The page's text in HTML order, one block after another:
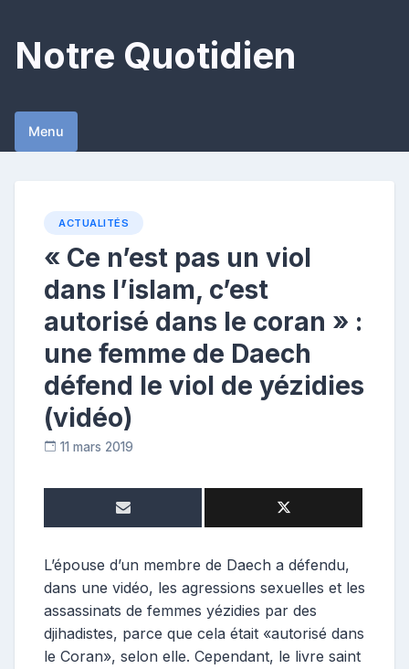
content
Notre Quotidien
Menu
ACTUALITÉS
« Ce n’est pas un viol
dans l’islam, c’est
autorisé dans le coran » :
une femme de Daech
défend le viol de yézidies
(vidéo)
11 mars 2019
o
i
u
t
r
i
L’épouse d’un membre de Daech a défendu,
dans une vidéo, les agressions sexuelles et les
assassinats de femmes yézidies par des
djihadistes, parce que cela était «autorisé dans
le Coran», selon elle. Cependant, le livre saint